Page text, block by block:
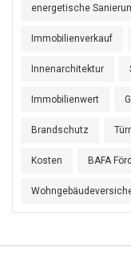
energetische
Immobilienverkauf
Innenarchitektur
Immobilienwert
Brandschutz
Kosten BAFA